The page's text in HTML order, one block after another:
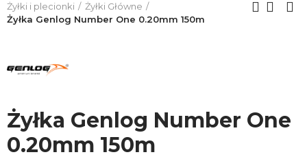
Żyłki i plecionki
Żyłki Główne
Żyłka Genlog Number One 0.20mm 150m
Żyłka Genlog Number One
0.20mm 150m